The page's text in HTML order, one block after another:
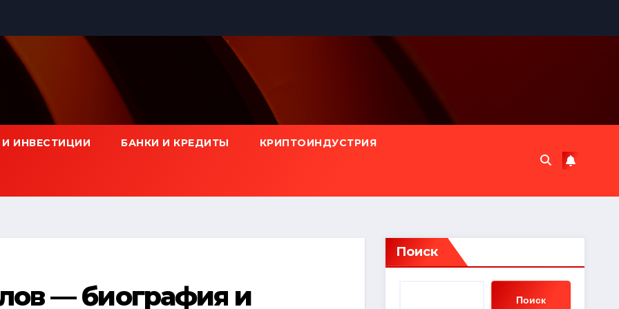
И ИНВЕСТИЦИИ БАНКИ И КРЕДИТЫ КРИПТОИНДУСТРИЯ
— биография и
Поиск
Поиск